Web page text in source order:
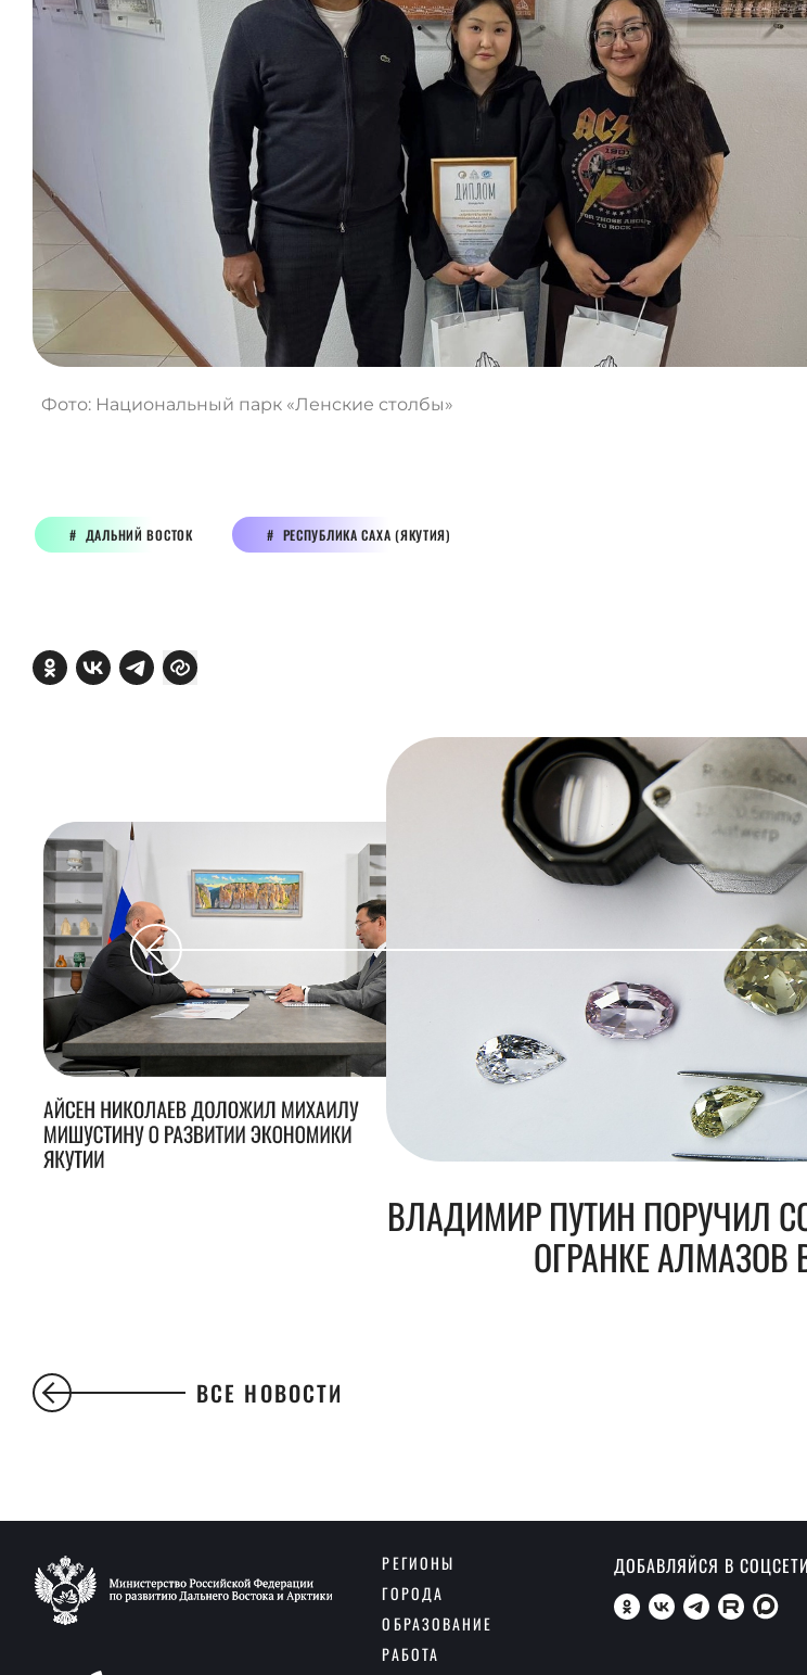
Фото: Национальный парк «Ленские столбы»
ДАЛЬНИЙ ВОСТОК РЕСПУБЛИКА САХА (ЯКУТИЯ)
АЙСЕН НИКОЛАЕВ ДОЛОЖИЛ МИХАИЛУ
МИШУСТИНУ О РАЗВИТИИ ЭКОНОМИКИ
ЯКУТИИ
ВЛАДИМИР ПУТИН ПОРУЧИЛ
ОГРАНКЕ АЛМАЗОВ
ВСЕ НОВОСТИ
РЕГИОНЫ
ГОРОДА
ОБРАЗОВАНИЕ
РАБОТА
ДОБАВЛЯЙСЯ В СОЦСЕТИ